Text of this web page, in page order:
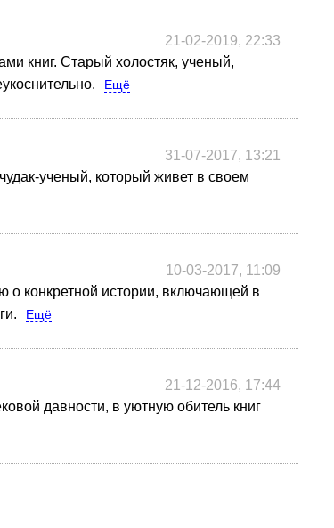
21-02-2019, 22:33
книг. Старый холостяк, ученый,
Ещё
31-07-2017, 13:21
ученый, который живет в своем
10-03-2017, 11:09
о конкретной истории, включающей в
Ещё
21-12-2016, 17:44
давности, в уютную обитель книг